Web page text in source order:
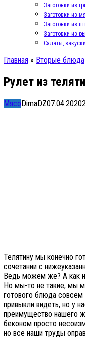
Заготовки из
Заготовки из
Заготовки из
Заготовки из
Салаты,
Главная » Вторые блюда
Рулет из
МясоDimaDZ07.04.20202
Телятину мы конечно
сочетании с
Ведь можем же? А как
Но мы-то не такие, мы
готового блюда
привыкли видеть, но у
преимущество нашего
беконом просто
но все наши труды